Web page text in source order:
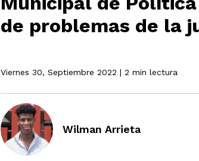
de problemas de la
Viernes 30, Septiembre 2022 | 2 min lectura
Wilman Arrieta